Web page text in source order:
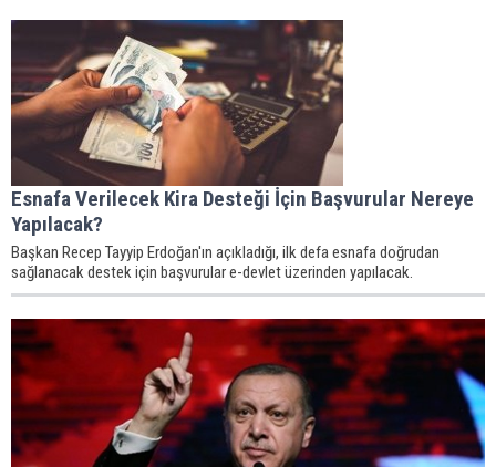
Esnafa Verilecek Kira Desteği İçin Başvurular Nereye
Yapılacak?
Başkan Recep Tayyip Erdoğan'ın açıkladığı, ilk defa esnafa doğrudan
sağlanacak destek için başvurular e-devlet üzerinden yapılacak.